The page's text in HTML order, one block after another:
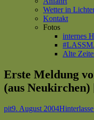
Wetter in
Kontakt
Fotos
internes
Alte
Erste Meldung
(aus Neukirchen)
Autor
pitVeröffentlicht
9. August 2004